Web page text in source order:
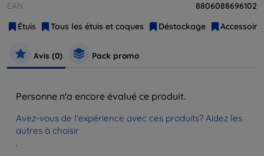
EAN
8806088696102
Étuis
Tous les étuis et coques Déstockage
Avis (0) Pack promo
Personne n'a encore évalué ce produit.
Avez-vous de l'expérience avec ces produits? Aidez les
autres à choisir
.